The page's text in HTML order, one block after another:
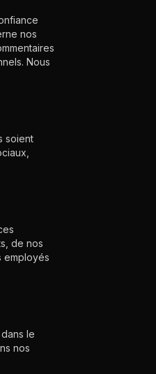
nos
Nous
soient
de nos
employés
le
nos